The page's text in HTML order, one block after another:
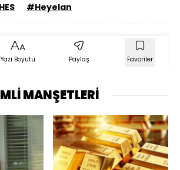
#Heyelan
Yazı Boyutu Paylaş Favoriler
MANŞETLERİ